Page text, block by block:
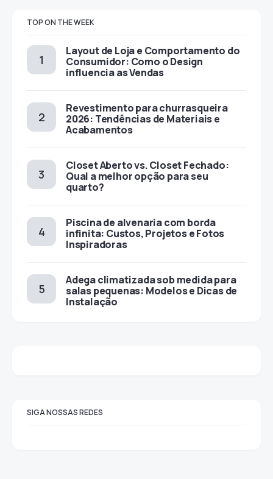
TOP ON THE WEEK
Layout de Loja e Comportamento do
Consumidor: Como o Design
influencia as Vendas
Revestimento para churrasqueira
2026: Tendências de Materiais e
Acabamentos
Closet Aberto vs. Closet Fechado:
Qual a melhor opção para seu
quarto?
Piscina de alvenaria com borda
infinita: Custos, Projetos e Fotos
Inspiradoras
Adega climatizada sob medida para
salas pequenas: Modelos e Dicas de
Instalação
SIGA NOSSAS REDES